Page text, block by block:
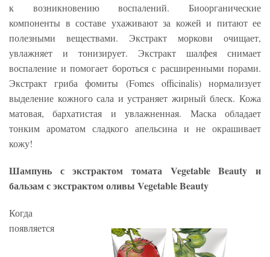
к возникновению воспалений. Биоорганические
компоненты в составе ухаживают за кожей и питают ее
полезными веществами. Экстракт моркови очищает,
увлажняет и тонизирует. Экстракт шалфея снимает
воспаление и помогает бороться с расширенными порами.
Экстракт гриба фомиты (Fomes officinalis) нормализует
выделение кожного сала и устраняет жирный блеск. Кожа
матовая, бархатистая и увлажненная. Маска обладает
тонким ароматом сладкого апельсина и не окрашивает
кожу!
Шампунь с экстрактом томата Vegetable Beauty и
бальзам с экстрактом оливы Vegetable Beauty
Когда
появляется